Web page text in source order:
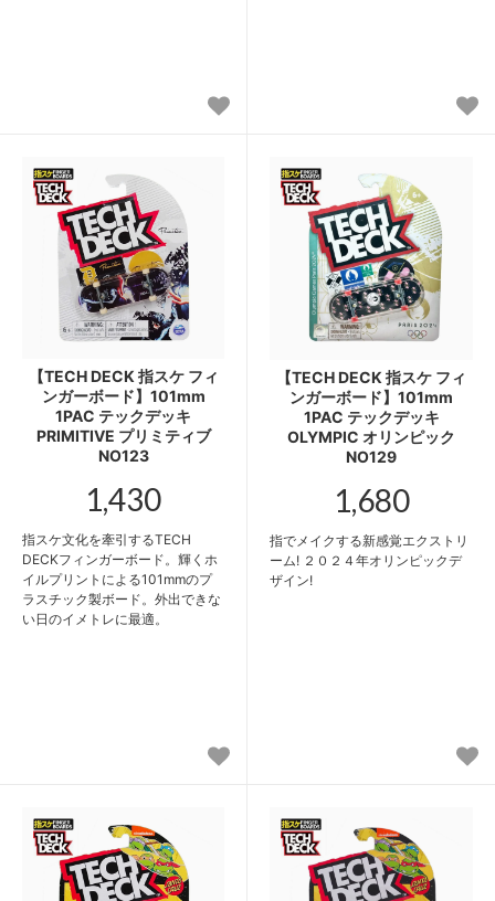
【TECH DECK 指スケ フィ
ンガーボード】101mm
1PAC テックデッキ
PRIMITIVE プリミティブ
NO123
1,430
指スケ文化を牽引するTECH
DECKフィンガーボード。輝くホ
イルプリントによる101mmのプ
ラスチック製ボード。外出できな
い日のイメトレに最適。
【TECH DECK 指スケ フィ
ンガーボード】101mm
1PAC テックデッキ
OLYMPIC オリンピック
NO129
1,680
指でメイクする新感覚エクストリ
ーム! ２０２４年オリンピックデ
ザイン!